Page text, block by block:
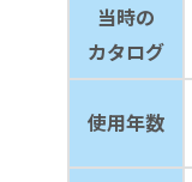
当時の
カタログ
使用年数